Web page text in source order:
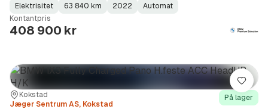
Fuel
Type:
Elektrisitet
Kilometerstand:
63 840 km
Model
Year:
2022
Gearbox
Type:
Automat
Kontantpris
408 900 kr
Sted:Kokstad
Forhandler:
Jæger Sentrum AS, Kokstad
På lager
Lagre